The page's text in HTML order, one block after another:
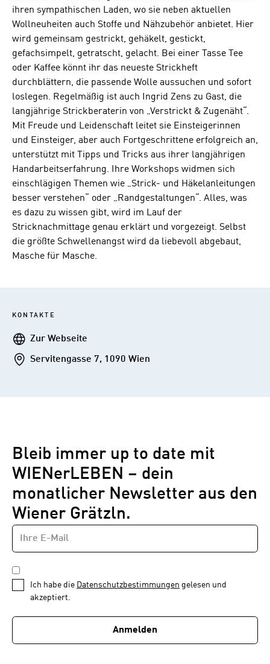
ihren sympathischen Laden, wo sie neben aktuellen
Wollneuheiten auch Stoffe und Nähzubehör anbietet. Hier
wird gemeinsam gestrickt, gehäkelt, gestickt,
gefachsimpelt, getratscht, gelacht. Bei einer Tasse Tee
oder Kaffee könnt ihr das neueste Strickheft
durchblättern, die passende Wolle aussuchen und sofort
loslegen. Regelmäßig ist auch Ingrid Zens zu Gast, die
langjährige Strickberaterin von „Verstrickt & Zugenäht“.
Mit Freude und Leidenschaft leitet sie Einsteigerinnen
und Einsteiger, aber auch Fortgeschrittene erfolgreich an,
unterstützt mit Tipps und Tricks aus ihrer langjährigen
Handarbeitserfahrung. Ihre Workshops widmen sich
einschlägigen Themen wie „Strick- und Häkelanleitungen
besser verstehen“ oder „Randgestaltungen“. Alles, was
es dazu zu wissen gibt, wird im Lauf der
Stricknachmittage genau erklärt und vorgezeigt. Selbst
die größte Schwellenangst wird da liebevoll abgebaut,
Masche für Masche.
KONTAKTE
WebseiteZur Webseite
Addresse
Servitengasse 7, 1090 Wien
Bleib immer up to date mit
WIENerLEBEN – dein
monatlicher Newsletter aus den
Wiener Grätzln.
Newsletter
1
von
E-
MAIL-
ADRESSE
DATENSCHUTZBESTIMMUNGEN
*
Ich habe die Datenschutzbestimmungen gelesen und
akzeptiert.
Anmelden